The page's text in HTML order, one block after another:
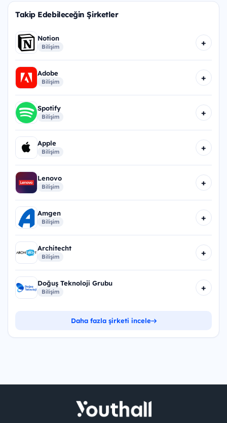
Takip Edebileceğin Şirketler
Notion
Bilişim +
Adobe
Bilişim +
Spotify
Bilişim +
Apple
Bilişim +
Lenovo
Bilişim +
Amgen
Bilişim +
Architecht
Bilişim +
Doğuş Teknoloji Grubu
Bilişim +
Daha fazla şirketi incele